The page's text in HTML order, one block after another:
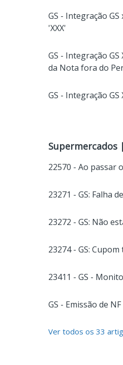
GS - Integração
'XXX'
GS - Integração
da Nota fora do
GS - Integração GS
Supermercados
22570 - Ao passar
23271 - GS: Falha
23272 - GS: Não
23274 - GS:
23411 - GS -
GS - Emissão de
Ver todos os 33